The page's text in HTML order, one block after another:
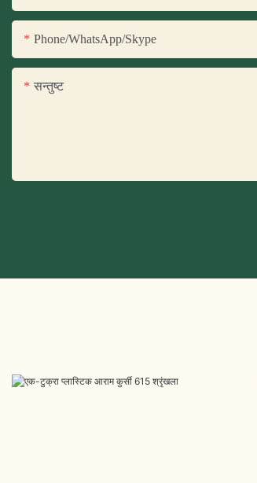
Phone/WhatsApp/Skype
सन्तुष्ट